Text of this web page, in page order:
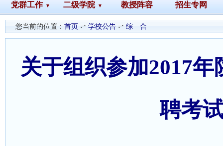
党群工作
二级学院 教授阵容 招生专网
您当前的位置： 首页 ⇌ 学校公告 ⇌ 综 合
关于组织参加2017
聘考